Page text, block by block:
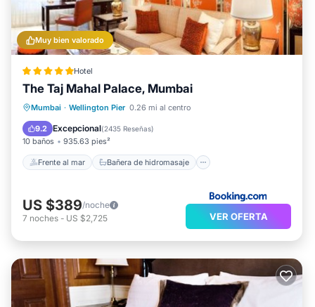
Muy bien valorado
Hotel
The Taj Mahal Palace, Mumbai
Mumbai · Wellington Pier 0.26 mi al centro
9.2 Excepcional(2435 Reseñas)
10 baños 935.63 pies²
Frente al mar Bañera de hidromasaje
Frente al mar
Bañera de hidromasaje
Desayuno
Aparcamiento
US $389/noche
7 noches - US $2,725 VER OFERTA